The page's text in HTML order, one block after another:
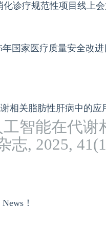
诊疗规范性项目线上
年国家医疗质量安全改
相关脂肪性肝病中的应
智能在代
志, 2025,
！